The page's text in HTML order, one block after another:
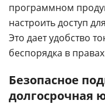
программном
настроить доступ
Это дает удобство
беспорядка в
Безопасное
долгосрочная